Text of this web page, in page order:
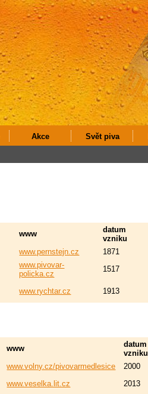
Akce Svět piva
www
datum
vzniku
www.pernstejn.cz
1871
www.pivovar-
policka.cz
1517
www.rychtar.cz 1913
www
datum
vzniku
www.volny.cz/pivovarmedlesice
2000
www.veselka.lit.cz
2013